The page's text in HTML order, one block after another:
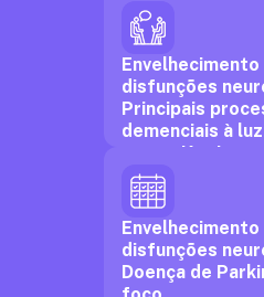
Envelhecimento
disfunções
Principais
demenciais à
neurociência
Envelhecimento
disfunções
Doença de